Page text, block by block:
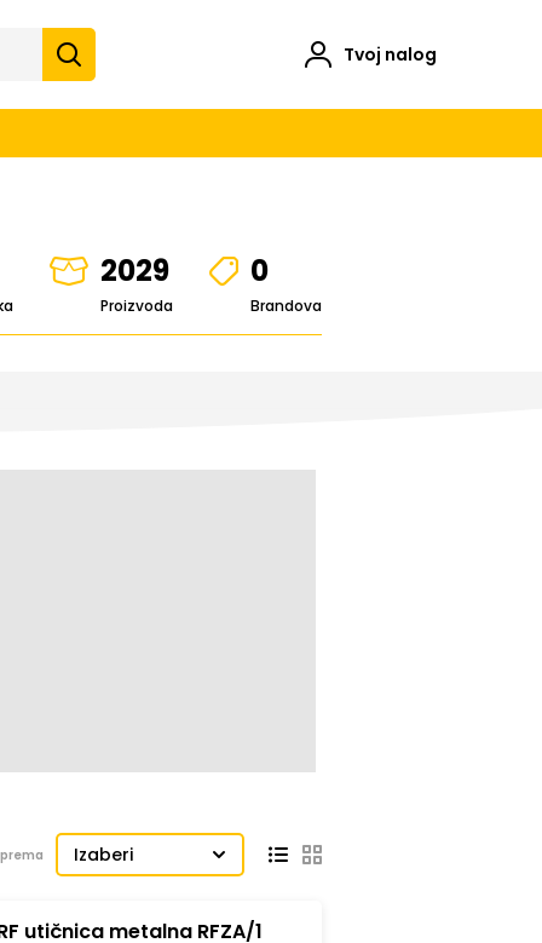
Tvoj nalog
2029
Proizvoda
0
Brandova
Izaberi
RF utičnica metalna RFZA/1